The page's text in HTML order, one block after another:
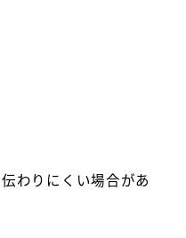
わりにくい場合があ